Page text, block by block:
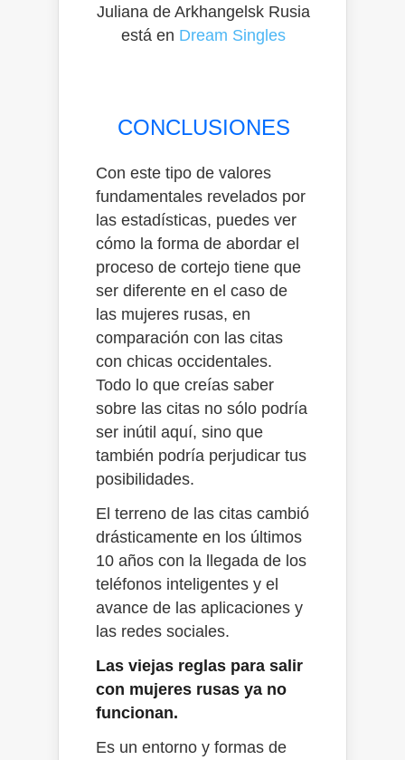
Juliana de Arkhangelsk Rusia
está en Dream Singles
CONCLUSIONES
Con este tipo de valores
fundamentales revelados por
las estadísticas, puedes ver
cómo la forma de abordar el
proceso de cortejo tiene que
ser diferente en el caso de
las mujeres rusas, en
comparación con las citas
con chicas occidentales.
Todo lo que creías saber
sobre las citas no sólo podría
ser inútil aquí, sino que
también podría perjudicar tus
posibilidades.
El terreno de las citas cambió
drásticamente en los últimos
10 años con la llegada de los
teléfonos inteligentes y el
avance de las aplicaciones y
las redes sociales.
Las viejas reglas para salir
con mujeres rusas ya no
funcionan.
Es un entorno y formas de